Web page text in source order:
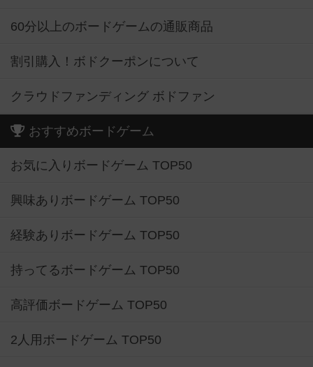
60分以上のボードゲームの通販商品
割引購入！ボドクーポンについて
クラウドファンディング ボドファン
おすすめボードゲーム
お気に入りボードゲーム TOP50
興味ありボードゲーム TOP50
経験ありボードゲーム TOP50
持ってるボードゲーム TOP50
高評価ボードゲーム TOP50
2人用ボードゲーム TOP50